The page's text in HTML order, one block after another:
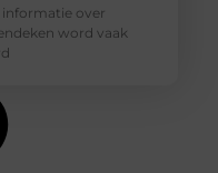
informatie over
word vaak